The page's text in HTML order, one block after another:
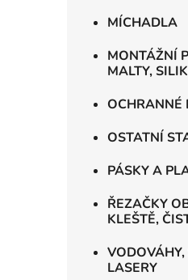
MÍCHADLA
MONTÁŽNÍ
MALTY,
OCHRANNÉ
OSTATNÍ
PÁSKY A
ŘEZAČKY
KLEŠTĚ,
LASERY